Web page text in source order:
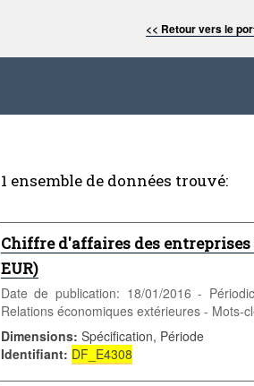
<< Retour vers le
1 ensemble de données trouvé:
Chiffre d'affaires des
EUR)
Date de publication: 18/01/2016 -
Relations économiques extérieures - Mots-
Dimensions: Spécification, Période
Identifiant: DF_E4308